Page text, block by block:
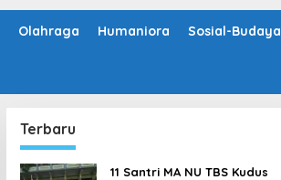
Olahraga Humaniora Sosial-Budaya
Terbaru
11 Santri MA NU TBS Kudus